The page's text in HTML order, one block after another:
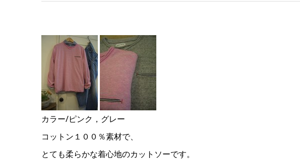
カラー/ピンク，グレー
コットン１００％素材で、
とても柔らかな着心地のカットソーです。